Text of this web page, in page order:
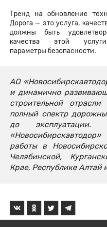
Тренд на обновление
Дорога — это услуга,
должны быть
качества этой
параметры безопасности.
АО
и динамично
строительной
полный спектр
до
работы в
Челябинской,
Крае, Республике Алтай